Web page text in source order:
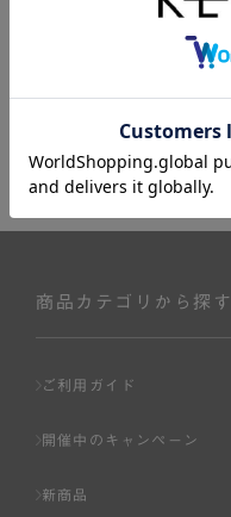
商品カテゴリから探す
ご利用ガイド
開催中のキャンペーン
新商品